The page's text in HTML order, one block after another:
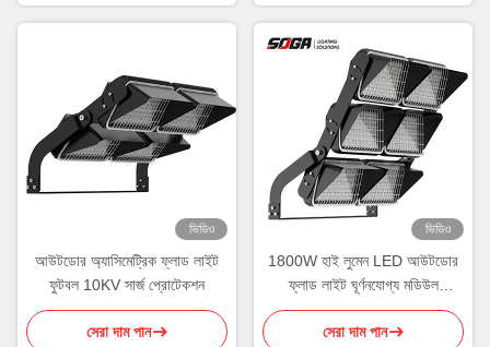
ভিডিও
আউটডোর অ্যাসিমেট্রিক ফ্লাড লাইট
ফুটবল 10KV সার্জ প্রোটেকশন
সেরা দাম পান
ভিডিও
1800W হাই লুমেন LED আউটডোর
ফ্লাড লাইট ঘূর্ণনযোগ্য মডিউল
ওয়্যারলেস কন্ট্রোল
সেরা দাম পান